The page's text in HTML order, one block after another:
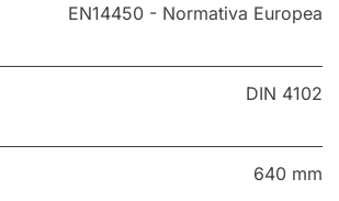
EN14450 - Normativa Europea
DIN 4102
640 mm